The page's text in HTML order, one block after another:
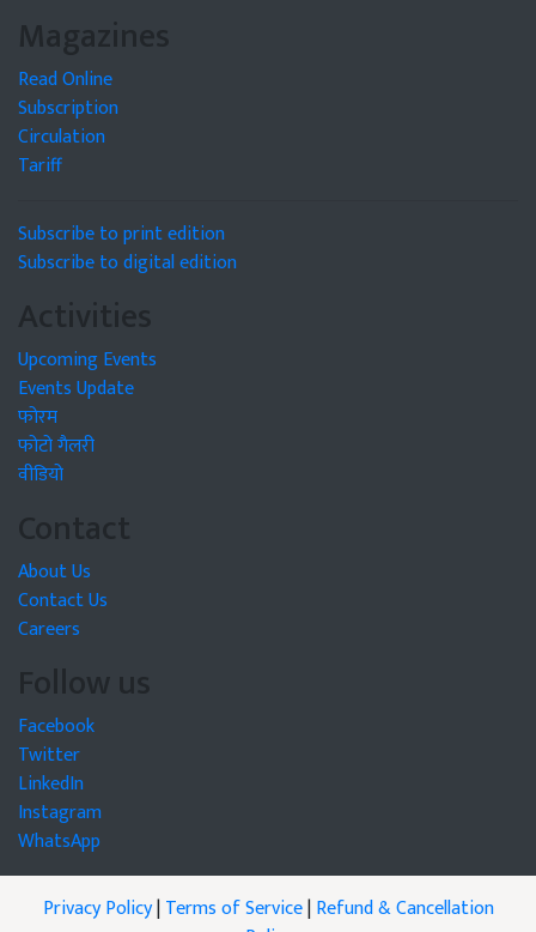
Magazines
Read Online
Subscription
Circulation
Tariff
Subscribe to print edition
Subscribe to digital edition
Activities
Upcoming Events
Events Update
फोरम
फोटो गैलरी
वीडियो
Contact
About Us
Contact Us
Careers
Follow us
Facebook
Twitter
LinkedIn
Instagram
WhatsApp
Privacy Policy|Terms of Service|Refund & Cancellation